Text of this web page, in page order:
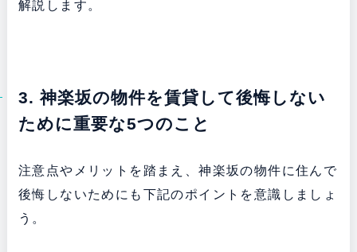
解説します。
3. 神楽坂の物件を賃貸して後悔しない
ために重要な5つのこと
注意点やメリットを踏まえ、神楽坂の物件に住んで
後悔しないためにも下記のポイントを意識しましょ
う。